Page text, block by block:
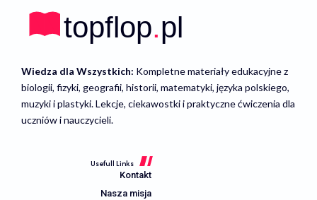
Wiedza dla Wszystkich: Kompletne materiały edukacyjne z
biologii, fizyki, geografii, historii, matematyki, języka polskiego,
muzyki i plastyki. Lekcje, ciekawostki i praktyczne ćwiczenia dla
uczniów i nauczycieli.
Usefull Links
Kontakt
Nasza misja